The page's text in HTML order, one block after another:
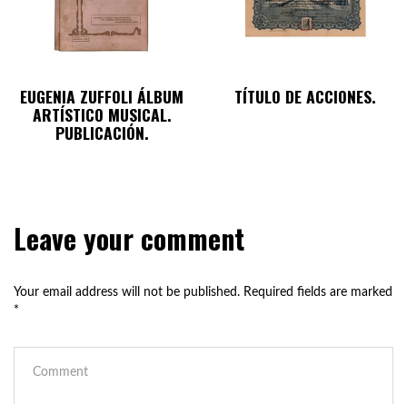
EUGENIA ZUFFOLI ÁLBUM
ARTÍSTICO MUSICAL.
PUBLICACIÓN.
TÍTULO DE ACCIONES.
Leave your comment
Your email address will not be published. Required fields are marked
*